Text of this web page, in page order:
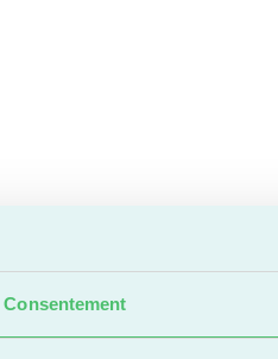
Consentement